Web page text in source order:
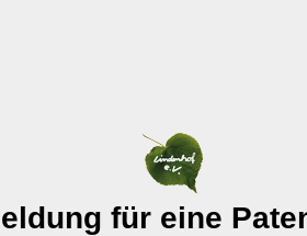
für eine